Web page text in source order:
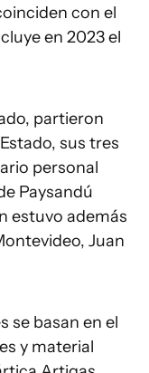
con el
en 2023 el
partieron
sus tres
personal
Paysandú
estuvo además
Juan
se basan en el
y material